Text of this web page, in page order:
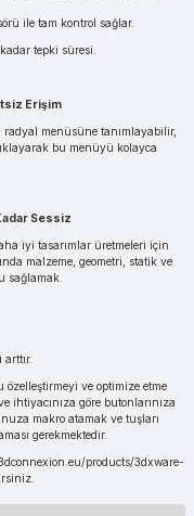
ile tam kontrol sağlar.
tepki süresi.
Erişim
radyal menüsüne tanımlayabilir,
bu menüyü kolayca
Sessiz
iyi tasarımlar üretmeleri için
malzeme, geometri, statik ve
sağlamak.
ve optimize etme
ihtiyacınıza göre butonlarınıza
makro atamak ve tuşları
gerekmektedir.
products/3dxware-